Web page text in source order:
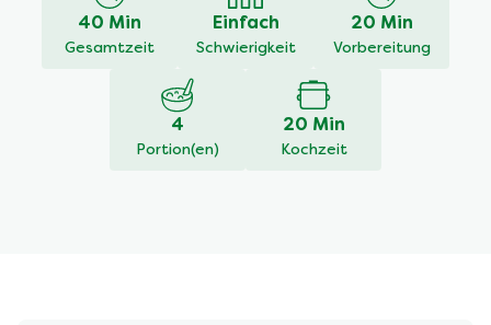
recipe
40 Min
Gesamtzeit
Einfach
Schwierigkeit
20 Min
Vorbereitung
4
Portion(en)
20 Min
Kochzeit